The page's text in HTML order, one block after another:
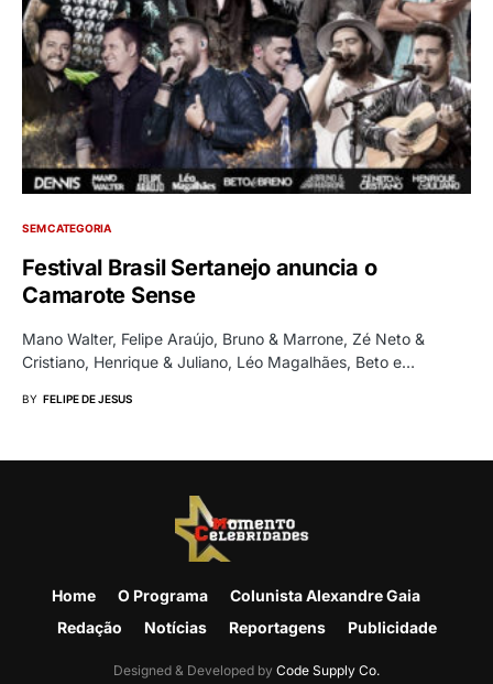
SEM CATEGORIA
Festival Brasil Sertanejo anuncia o
Camarote Sense
Mano Walter, Felipe Araújo, Bruno & Marrone, Zé Neto &
Cristiano, Henrique & Juliano, Léo Magalhães, Beto e…
BY FELIPE DE JESUS
Home O Programa
Colunista Alexandre Gaia
Redação
Notícias Reportagens Publicidade
Designed & Developed by Code Supply Co.